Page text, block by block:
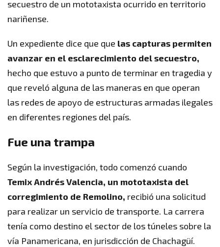
secuestro de un mototaxista ocurrido en territorio
nariñense.
Un expediente dice que que las capturas permiten
avanzar en el esclarecimiento del secuestro,
hecho que estuvo a punto de terminar en tragedia y
que reveló alguna de las maneras en que operan
las redes de apoyo de estructuras armadas ilegales
en diferentes regiones del país.
Fue una trampa
Según la investigación, todo comenzó cuando
Temix Andrés Valencia, un mototaxista del
corregimiento de Remolino, recibió una solicitud
para realizar un servicio de transporte. La carrera
tenía como destino el sector de los túneles sobre la
vía Panamericana, en jurisdicción de Chachagüí.